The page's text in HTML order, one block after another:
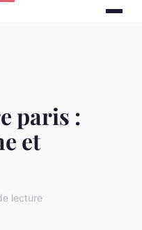
paris :
et
lecture